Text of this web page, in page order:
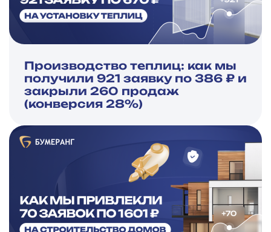
Производство теплиц: как мы
получили 921 заявку по 386 ₽ и
закрыли 260 продаж
(конверсия 28%)